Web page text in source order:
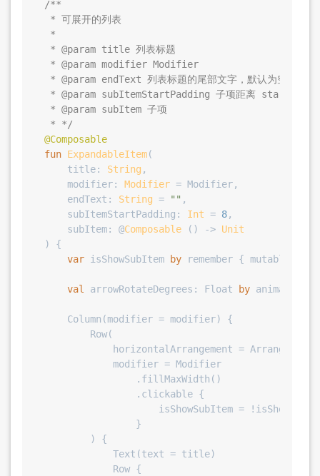
/**
* 可展开的列表
*
* @param title 列表标题
* @param modifier Modifier
* @param endText 列表标题的尾部文字，默认为空
* @param subItemStartPadding 子项距离 start 的
* @param subItem 子项
* */
@Composable
fun ExpandableItem(
    title:
String ,
    modifier:
Modifier = Modifier,
    endText:
String = "" ,
    subItemStartPadding:
Int = 8,
    subItem: @
Composable () -> Unit
)
{
var isShowSubItem by remember {
val arrowRotateDegrees: Float by
    Column(modifier = modifier) {
        Row(
horizontalArrangement =
            modifier = Modifier
                .fillMaxWidth()
                .clickable {
isShowSubItem =
                }
        ) {
            Text(text = title)
            Row {